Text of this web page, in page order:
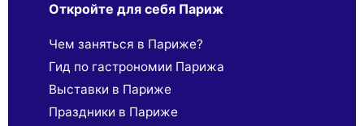
Откройте для себя Париж
Чем заняться в Париже?
Гид по гастрономии Парижа
Выставки в Париже
Праздники в Париже